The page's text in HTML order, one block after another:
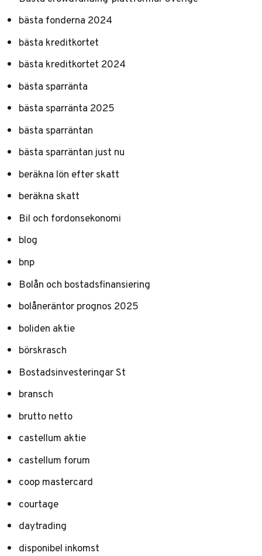
bästa fonderna 2024
bästa kreditkortet
bästa kreditkortet 2024
bästa sparränta
bästa sparränta 2025
bästa sparräntan
bästa sparräntan just nu
beräkna lön efter skatt
beräkna skatt
Bil och fordonsekonomi
blog
bnp
Bolån och bostadsfinansiering
bolåneräntor prognos 2025
boliden aktie
börskrasch
Bostadsinvesteringar St
bransch
brutto netto
castellum aktie
castellum forum
coop mastercard
courtage
daytrading
disponibel inkomst